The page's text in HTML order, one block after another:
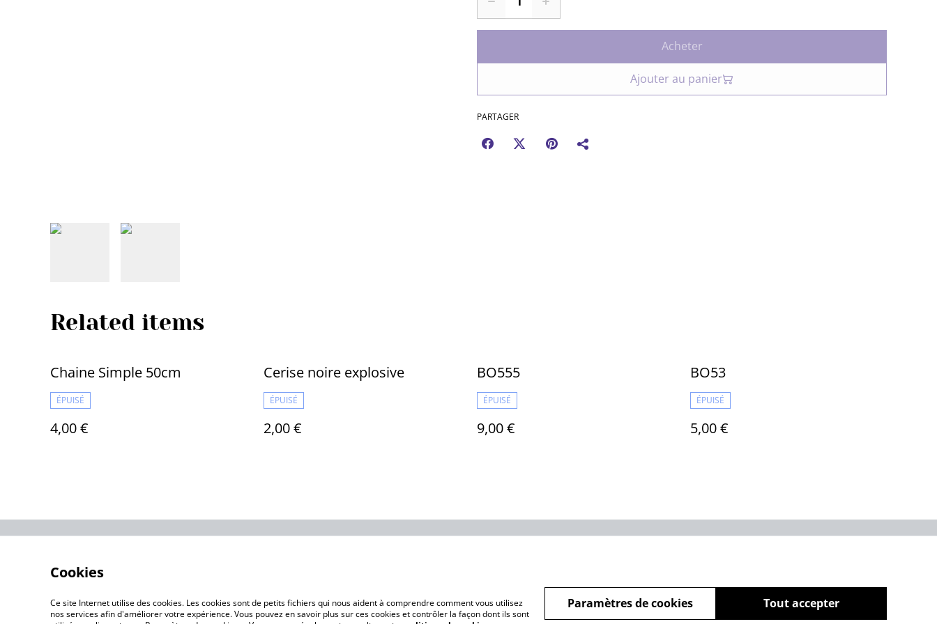
Acheter
Ajouter au panier
PARTAGER
Related items
Chaine Simple 50cm
ÉPUISÉ
4,00 €
Cerise noire explosive
ÉPUISÉ
2,00 €
BO555
ÉPUISÉ
9,00 €
BO53
ÉPUISÉ
5,00 €
Cookies
Ce site Internet utilise des cookies. Les cookies sont de petits fichiers qui nous aident à comprendre comment vous utilisez
nos services afin d'améliorer votre expérience. Vous pouvez en savoir plus sur ces cookies et contrôler la façon dont ils sont
Tout accepter
Paramètres de cookies